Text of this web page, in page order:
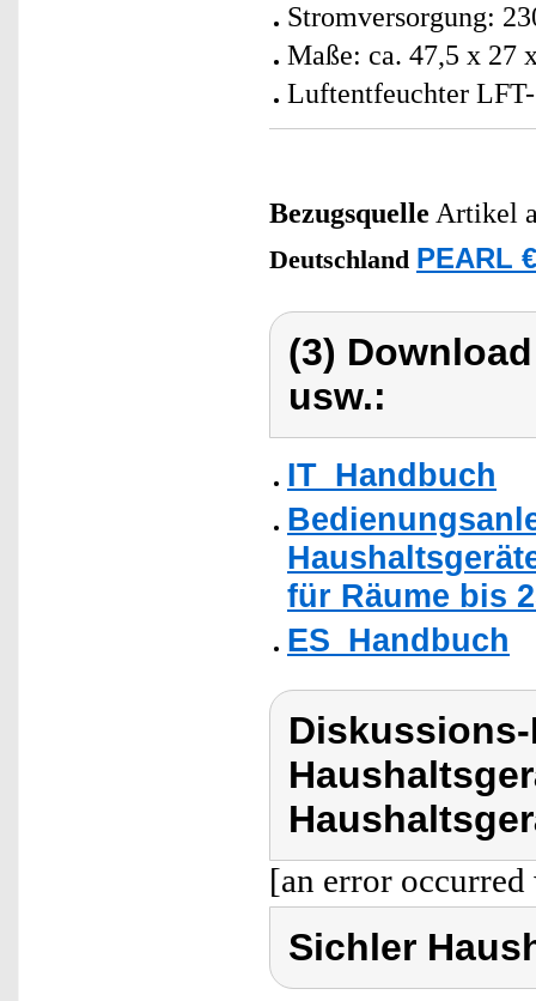
Stromversorgung:
Maße: ca. 47,5 x 27
Luftentfeuchter
Bezugsquelle Artikel
Deutschland PEARL
(3)
usw.:
IT_Handbuch
für Räume bis
ES_Handbuch
[an error
Sichler